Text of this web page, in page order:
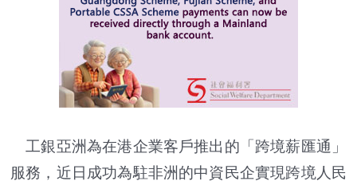
工銀亞洲為在港企業客戶推出的「跨境薪匯通」
服務，近日成功為駐非洲的中資民企實現跨境人民